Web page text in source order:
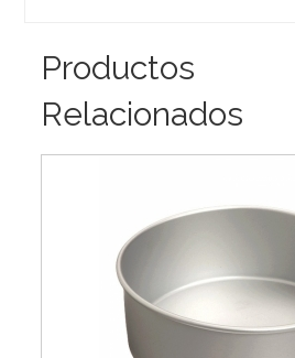
Productos
Relacionados